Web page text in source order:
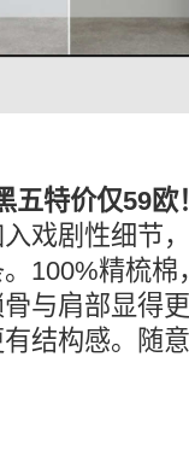
五特价仅59欧
戏剧性细节
100%精梳
与肩部显得
结构感。随